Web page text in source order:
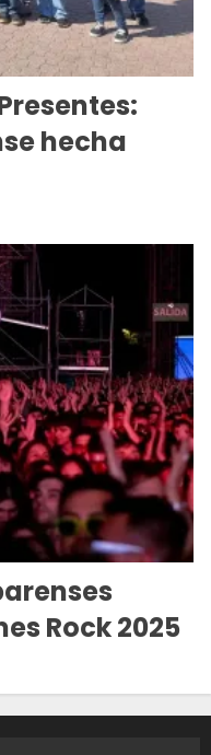
hecha
Rock 2025